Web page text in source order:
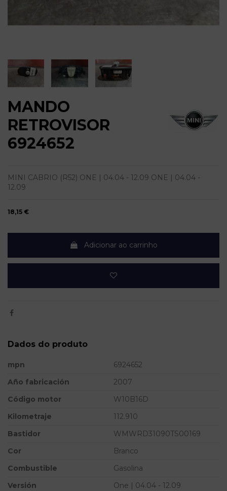
MANDO
RETROVISOR
6924652
MINI CABRIO (R52) ONE | 04.04 - 12.09 ONE | 04.04 -
12.09
18,15 €
Adicionar ao carrinho
Dados do produto
mpn
6924652
Año fabricación
2007
Código motor
W10B16D
Kilometraje
112.910
Bastidor
WMWRD31090TS00169
Cor
Branco
Combustible
Gasolina
Versión
One | 04.04 - 12.09